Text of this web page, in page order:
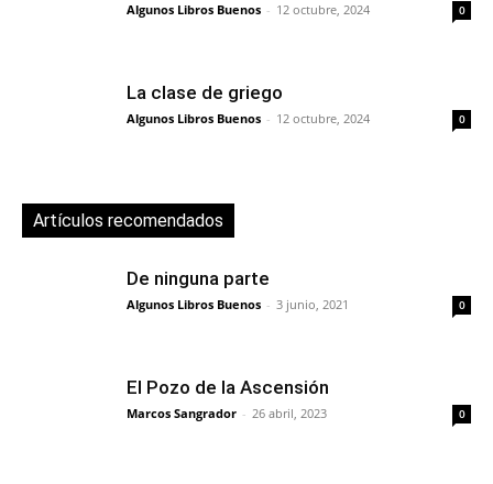
Algunos Libros Buenos - 12 octubre, 2024 0
La clase de griego
Algunos Libros Buenos - 12 octubre, 2024 0
Artículos recomendados
De ninguna parte
Algunos Libros Buenos - 3 junio, 2021 0
El Pozo de la Ascensión
Marcos Sangrador - 26 abril, 2023 0